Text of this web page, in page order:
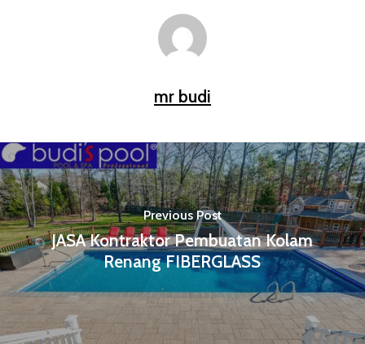
mr budi
Previous Post
JASA Kontraktor Pembuatan Kolam
Renang FIBERGLASS